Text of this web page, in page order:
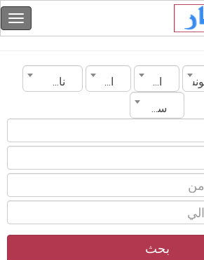
الماركة الموديل
ناقل الحركة
سنة الصنع
بحث